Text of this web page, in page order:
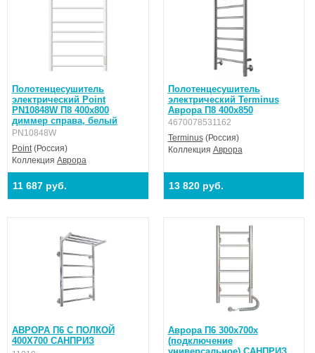
Полотенцесушитель
электрический Point
PN10848W П8 400x800
диммер справа, белый
PN10848W
Point(Россия)
Коллекция Аврора
11 687 руб.
Полотенцесушитель
электрический Terminus
Аврора П8 400x850
4670078531162
Terminus(Россия)
Коллекция Аврора
13 820 руб.
АВРОРА П6 С ПОЛКОЙ
400X700 САНПРИЗ
Аврора П6 300х700х
(подключение